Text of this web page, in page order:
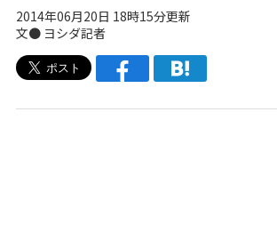
2014年06月20日 18時15分更新
文● ヨシダ記者